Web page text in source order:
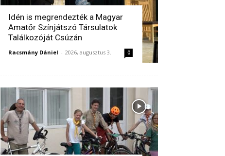
Idén is megrendezték a Magyar
Amatőr Színjátszó Társulatok
Találkozóját Csúzán
Racsmány Dániel - 2026, augusztus 3. 0